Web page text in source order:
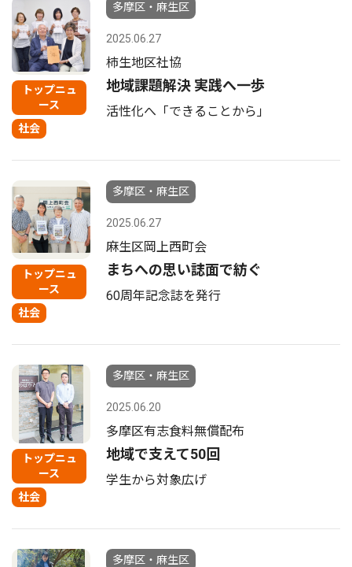
トップニュ
ース
社会
多摩区・麻生区
2025.06.27
柿生地区社協
地域課題解決 実践へ一歩
活性化へ「できることから」
トップニュ
ース
社会
多摩区・麻生区
2025.06.27
麻生区岡上西町会
まちへの思い誌面で紡ぐ
60周年記念誌を発行
トップニュ
ース
社会
多摩区・麻生区
2025.06.20
多摩区有志食料無償配布
地域で支えて50回
学生から対象広げ
多摩区・麻生区